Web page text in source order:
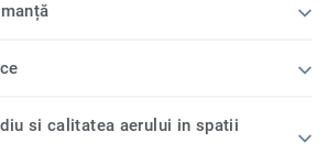
si calitatea aerului in spatii